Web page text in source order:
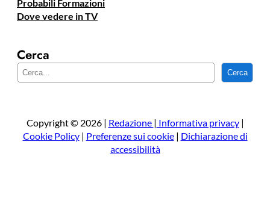
Probabili Formazioni
Dove vedere in TV
Cerca
e
a
Cerca
Copyright © 2026 | Redazione | Informativa privacy|
Cookie Policy| Preferenze sui cookie| Dichiarazione di
accessibilità